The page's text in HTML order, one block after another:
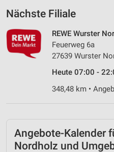
Nächste Filiale
REWE Wurster
Feuerweg 6a
27639 Wurster
Heute 07:00 -
348,48 km •
Angebote-Kalender
Nordholz und